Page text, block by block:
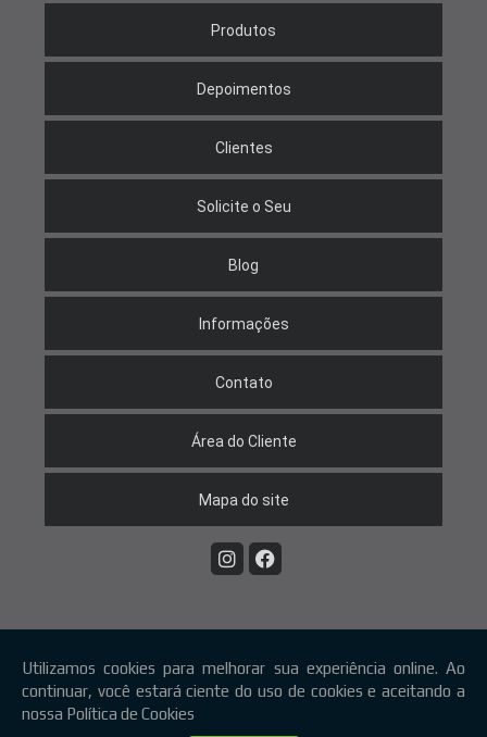
Produtos
Depoimentos
Clientes
Solicite o Seu
Blog
Informações
Contato
Área do Cliente
Mapa do site
W3C